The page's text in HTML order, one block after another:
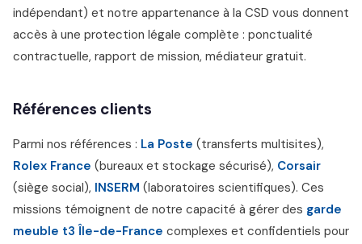
indépendant) et notre appartenance à la CSD vous donnent
accès à une protection légale complète : ponctualité
contractuelle, rapport de mission, médiateur gratuit.
Références clients
Parmi nos références : La Poste (transferts multisites),
Rolex France (bureaux et stockage sécurisé), Corsair
(siège social), INSERM (laboratoires scientifiques). Ces
missions témoignent de notre capacité à gérer des garde
meuble t3 Île-de-France complexes et confidentiels pour